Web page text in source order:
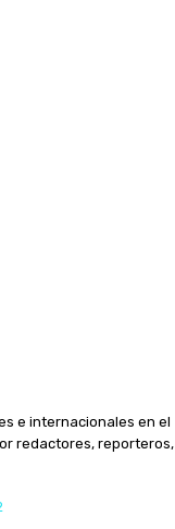
e internacionales en el
redactores, reporteros,